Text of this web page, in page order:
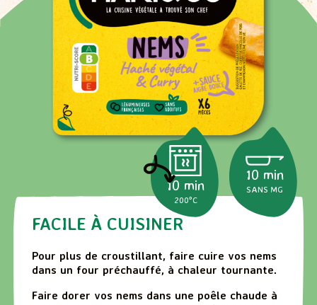
FACILE À CUISINER
Pour plus de croustillant, faire cuire vos nems
dans un four préchauffé, à chaleur tournante.
Faire dorer vos nems dans une poêle chaude à
10 min
200°C
10 min
SANS MG